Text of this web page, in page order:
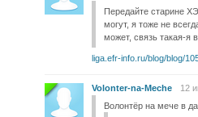
Передайте старине
могут, я тоже не
может, связь такая-я
liga.efr-info.ru/blog/blog/
Volonter-na-Meche
12
Волонтёр на мече в